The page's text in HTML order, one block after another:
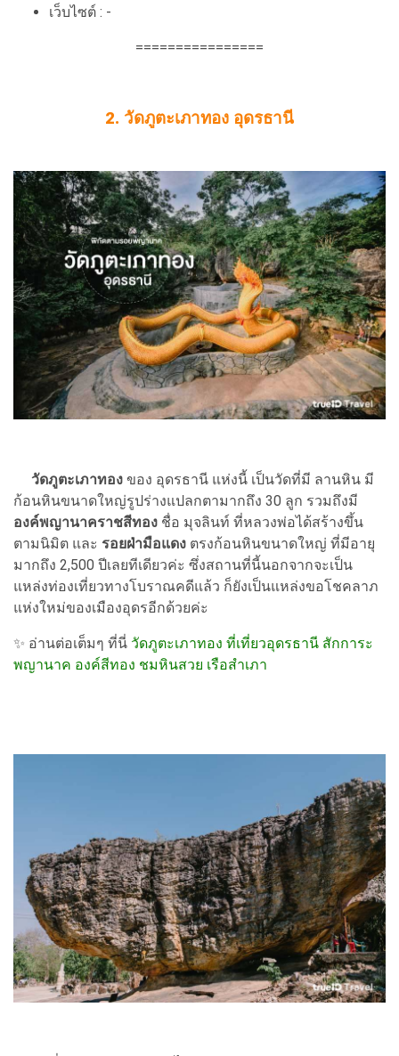
เว็บไซต์ : -
================
2. วัดภูตะเภาทอง อุดรธานี
วัดภูตะเภาทอง ของ อุดรธานี แห่งนี้ เป็นวัดที่มี ลานหิน มี
ก้อนหินขนาดใหญ่รูปร่างแปลกตามากถึง 30 ลูก รวมถึงมี
องค์พญานาคราชสีทอง ชื่อ มุจลินท์ ที่หลวงพ่อได้สร้างขึ้น
ตามนิมิต และ รอยฝ่ามือแดง ตรงก้อนหินขนาดใหญ่ ที่มีอายุ
มากถึง 2,500 ปีเลยทีเดียวค่ะ ซึ่งสถานที่นี้นอกจากจะเป็น
แหล่งท่องเที่ยวทางโบราณคดีแล้ว ก็ยังเป็นแหล่งขอโชคลาภ
แห่งใหม่ของเมืองอุดรอีกด้วยค่ะ
✨ อ่านต่อเต็มๆ ที่นี่ วัดภูตะเภาทอง ที่เที่ยวอุดรธานี สักการะ
พญานาค องค์สีทอง ชมหินสวย เรือสำเภา